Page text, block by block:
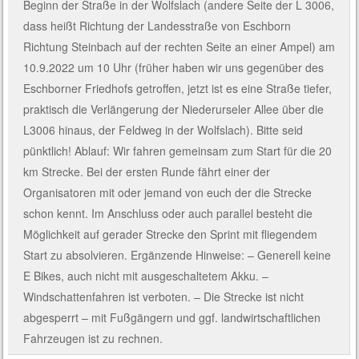
Beginn der Straße in der Wolfslach (andere Seite der L 3006,
dass heißt Richtung der Landesstraße von Eschborn
Richtung Steinbach auf der rechten Seite an einer Ampel) am
10.9.2022 um 10 Uhr (früher haben wir uns gegenüber des
Eschborner Friedhofs getroffen, jetzt ist es eine Straße tiefer,
praktisch die Verlängerung der Niederurseler Allee über die
L3006 hinaus, der Feldweg in der Wolfslach). Bitte seid
pünktlich! Ablauf: Wir fahren gemeinsam zum Start für die 20
km Strecke. Bei der ersten Runde fährt einer der
Organisatoren mit oder jemand von euch der die Strecke
schon kennt. Im Anschluss oder auch parallel besteht die
Möglichkeit auf gerader Strecke den Sprint mit fliegendem
Start zu absolvieren. Ergänzende Hinweise: – Generell keine
E Bikes, auch nicht mit ausgeschaltetem Akku. –
Windschattenfahren ist verboten. – Die Strecke ist nicht
abgesperrt – mit Fußgängern und ggf. landwirtschaftlichen
Fahrzeugen ist zu rechnen.